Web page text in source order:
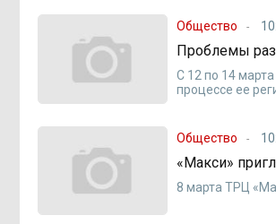
Общество
Проблемы
С 12 по 14
процессе ее
Общество
«Макси»
8 марта ТРЦ